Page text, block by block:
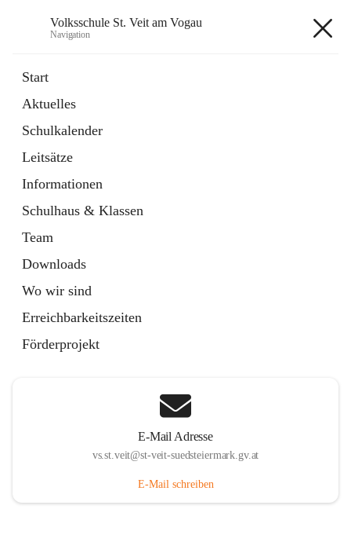
Volksschule St. Veit am Vogau
Navigation
Start
Aktuelles
Schulkalender
Leitsätze
Informationen
Schulhaus & Klassen
Team
Downloads
Wo wir sind
Erreichbarkeitszeiten
Förderprojekt
E-Mail Adresse
vs.st.veit@st-veit-suedsteiermark.gv.at
E-Mail schreiben